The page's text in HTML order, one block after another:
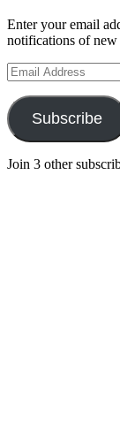
Enter your email
notifications of new
Email
Address
Subscribe
Join 3 other